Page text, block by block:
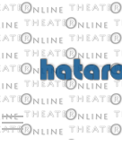
Toggle main